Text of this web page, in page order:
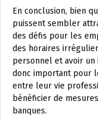
En conclusion, bien
puissent sembler
des défis pour les
des horaires
personnel et avoir
donc important pour
entre leur vie
bénéficier de
banques.